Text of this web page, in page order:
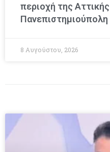
περιοχή της
8 Αυγούστου, 2026